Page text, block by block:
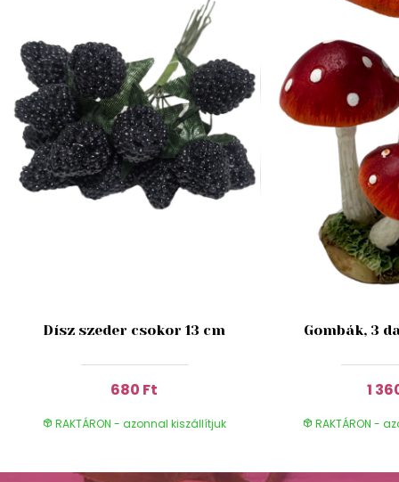
Dísz szeder csokor 13 cm
680 Ft
RAKTÁRON - azonnal kiszállítjuk
Gombák, 3
1
RAKTÁRON -